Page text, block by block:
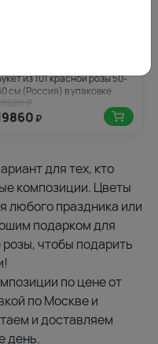
из 101 красной розы 50-
см (Россия) в упаковке
₽
для тех, кто
композиции. Цветы
любого праздника или
подарком для
чтобы подарить
по цене от
по Москве и
и доставляем
день.